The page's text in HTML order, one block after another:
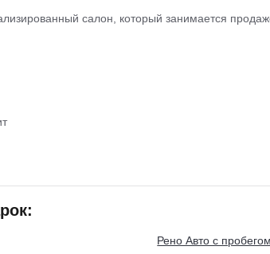
салон, который занимается
Рено Авто с пробегом